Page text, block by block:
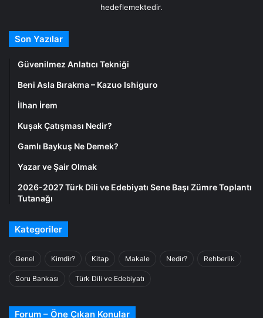
hedeflemektedir.
Son Yazılar
Güvenilmez Anlatıcı Tekniği
Beni Asla Bırakma – Kazuo Ishiguro
İlhan İrem
Kuşak Çatışması Nedir?
Gamlı Baykuş Ne Demek?
Yazar ve Şair Olmak
2026-2027 Türk Dili ve Edebiyatı Sene Başı Zümre Toplantı
Tutanağı
Kategoriler
Genel Kimdir? Kitap Makale Nedir? Rehberlik
Soru Bankası Türk Dili ve Edebiyatı
Forum – Öne Çıkan Konular